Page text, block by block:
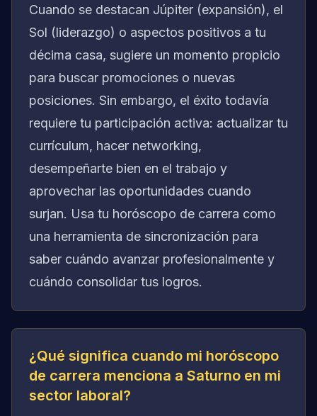
Cuando se destacan Júpiter (expansión), el
Sol (liderazgo) o aspectos positivos a tu
décima casa, sugiere un momento propicio
para buscar promociones o nuevas
posiciones. Sin embargo, el éxito todavía
requiere tu participación activa: actualizar tu
currículum, hacer networking,
desempeñarte bien en el trabajo y
aprovechar las oportunidades cuando
surjan. Usa tu horóscopo de carrera como
una herramienta de sincronización para
saber cuándo avanzar profesionalmente y
cuándo consolidar tus logros.
¿Qué significa cuando mi horóscopo
de carrera menciona a Saturno en mi
sector laboral?